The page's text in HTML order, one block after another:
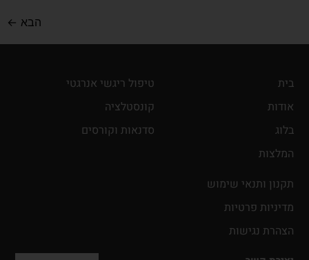
הבא ←
בית
אודות
בלוג
המלצות
טיפול ריגשי אנרגטי
קונסטלציה
סדנאות וקורסים
תקנון ותנאי שימוש
מדיניות פרטיות
הצהרת נגישות